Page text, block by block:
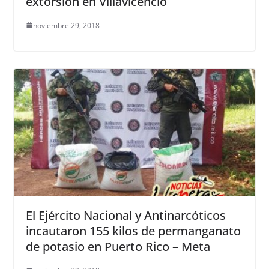
noviembre 29, 2018
El Ejército Nacional y Antinarcóticos
incautaron 155 kilos de permanganato
de potasio en Puerto Rico – Meta